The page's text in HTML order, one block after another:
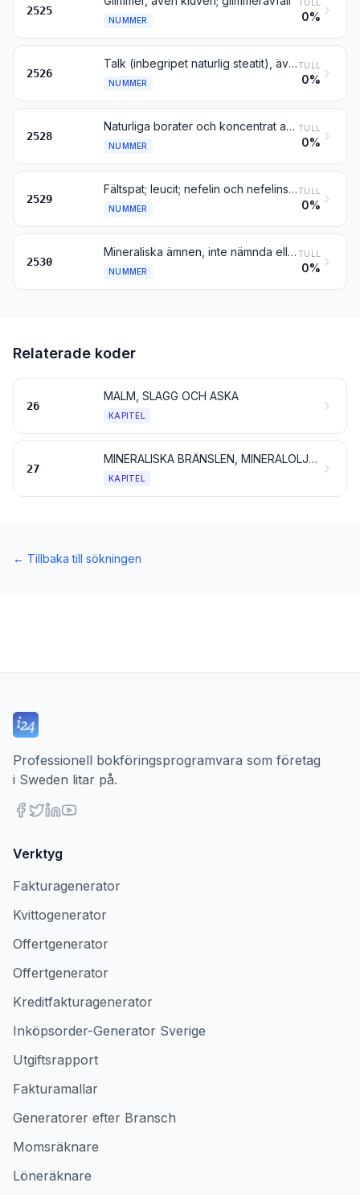
2525
NUMMER
TULL
0%
2526
Talk (inbegripet naturlig steatit), även grovhuggen eller enkelt sönderdelad, genom sågning eller på annat sätt, till block eller plattor av kvadratisk eller rektangulär form
NUMMER
TULL
0%
2528
Naturliga borater och koncentrat av sådana borater (även brända), med undantag av borater utvunna ur naturliga saltlösningar; naturlig borsyra innehållande högst 85 viktprocent H3BO3, beräknat på torrsubstansen
NUMMER
TULL
0%
2529
Fältspat; leucit; nefelin och nefelinsyenit; flusspat
NUMMER
TULL
0%
2530
Mineraliska ämnen, inte nämnda eller inbegripna någon annanstans
NUMMER
TULL
0%
Relaterade koder
26
MALM, SLAGG OCH ASKA
KAPITEL
27
MINERALISKA BRÄNSLEN, MINERALOLJOR OCH DESTILLATIONSPRODUKTER AV DESSA; BITUMINÖSA ÄMNEN; MINERALVAXER
KAPITEL
← Tillbaka till sökningen
Professionell bokföringsprogramvara som företag
i Sweden litar på.
Verktyg
Fakturagenerator
Kvittogenerator
Offertgenerator
Offertgenerator
Kreditfakturagenerator
Inköpsorder-Generator Sverige
Utgiftsrapport
Fakturamallar
Generatorer efter Bransch
Momsräknare
Löneräknare